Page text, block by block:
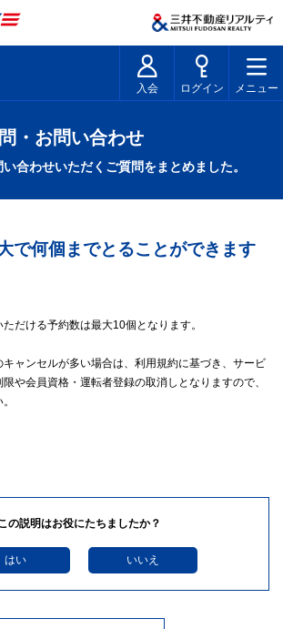
入会 ログイン メニュー
・お問い合わせ
合わせいただくご質問をまとめました。
で何個までとることができます
だける予約数は最大10個となります。
キャンセルが多い場合は、利用規約に基づき、サービ
や会員資格・運転者登録の取消しとなりますので、
の説明はお役にたちましたか？
はい いいえ